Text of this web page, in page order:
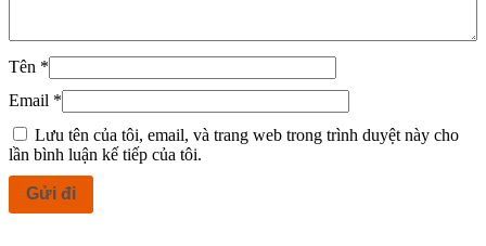
Tên *
Email *
Lưu tên của tôi, email, và trang web trong trình duyệt này cho
lần bình luận kế tiếp của tôi.